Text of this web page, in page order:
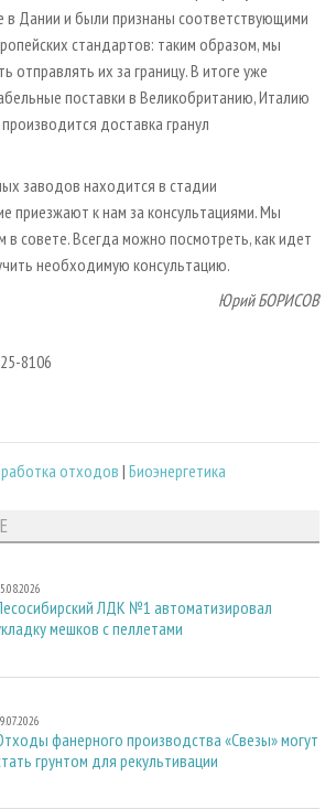
в Дании и были признаны соответствующими
стандартов: таким образом, мы
отправлять их за границу. В итоге уже
поставки в Великобританию, Италию
доставка гранул
заводов находится в стадии
приезжают к нам за консультациями. Мы
в совете. Всегда можно посмотреть, как идет
необходимую консультацию.
Юрий БОРИСОВ
8106
отходов| Биоэнергетика
ЛДК №1 автоматизировал
мешков с пеллетами
фанерного производства «Свезы» могут
грунтом для рекультивации